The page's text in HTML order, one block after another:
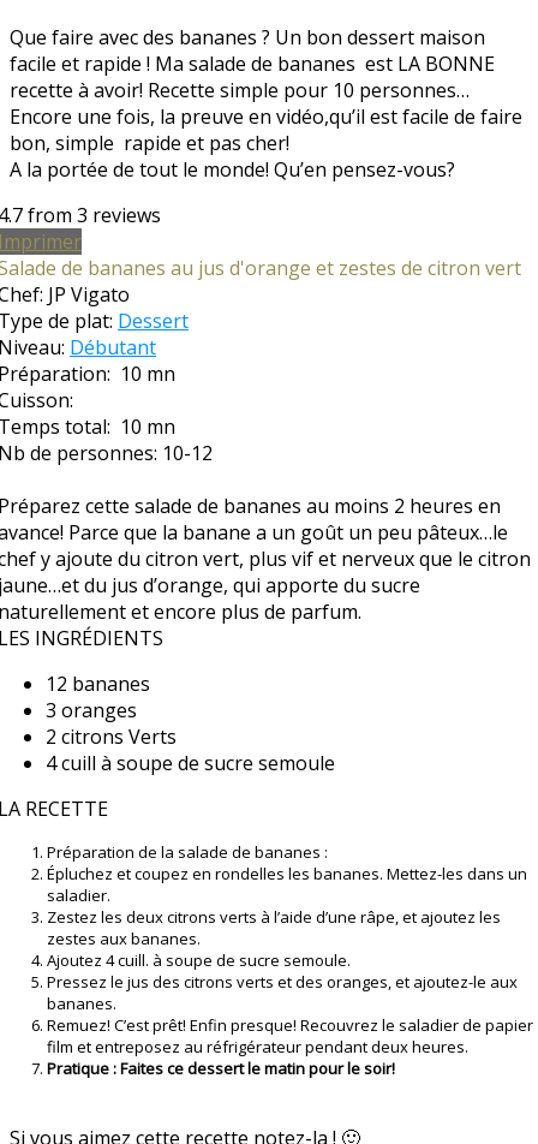
Que faire avec des bananes ? Un bon dessert maison
facile et rapide ! Ma salade de bananes est LA BONNE
recette à avoir! Recette simple pour 10 personnes…
Encore une fois, la preuve en vidéo,qu’il est facile de faire
bon, simple rapide et pas cher!
A la portée de tout le monde! Qu’en pensez-vous?
from 3 reviews
de bananes au jus d'orange et zestes de citron vert
JP Vigato
de plat: Dessert
Débutant
10 mn
total: 10 mn
de personnes: 10-12
cette salade de bananes au moins 2 heures en
Parce que la banane a un goût un peu pâteux…le
y ajoute du citron vert, plus vif et nerveux que le citron
du jus d’orange, qui apporte du sucre
et encore plus de parfum.
INGRÉDIENTS
12 bananes
3 oranges
2 citrons Verts
4 cuill à soupe de sucre semoule
RECETTE
Préparation de la salade de bananes :
Épluchez et coupez en rondelles les bananes. Mettez-les dans un
saladier.
Zestez les deux citrons verts à l’aide d’une râpe, et ajoutez les
zestes aux bananes.
Ajoutez 4 cuill. à soupe de sucre semoule.
Pressez le jus des citrons verts et des oranges, et ajoutez-le aux
bananes.
Remuez! C’est prêt! Enfin presque! Recouvrez le saladier de papier
film et entreposez au réfrigérateur pendant deux heures.
Pratique : Faites ce dessert le matin pour le soir!
Si vous aimez cette recette notez-la ! 🙂